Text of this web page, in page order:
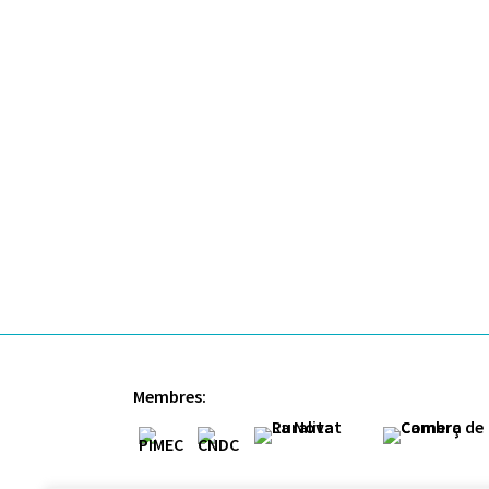
Membres: